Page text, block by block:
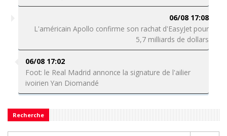
06/08 17:08
L'américain Apollo confirme son rachat d'EasyJet pour
5,7 milliards de dollars
06/08 17:02
Foot: le Real Madrid annonce la signature de l'ailier
ivoirien Yan Diomandé
Recherche